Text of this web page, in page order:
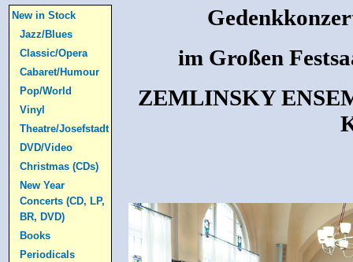
New in Stock
Jazz/Blues
Classic/Opera
Cabaret/Humour
Pop/World
Vinyl
Theatre/Josefstadt
DVD/Video
Christmas (CDs)
New Year
Concerts (CD, LP,
BR, DVD)
Books
Periodicals
im Großen
ZEMLINSKY